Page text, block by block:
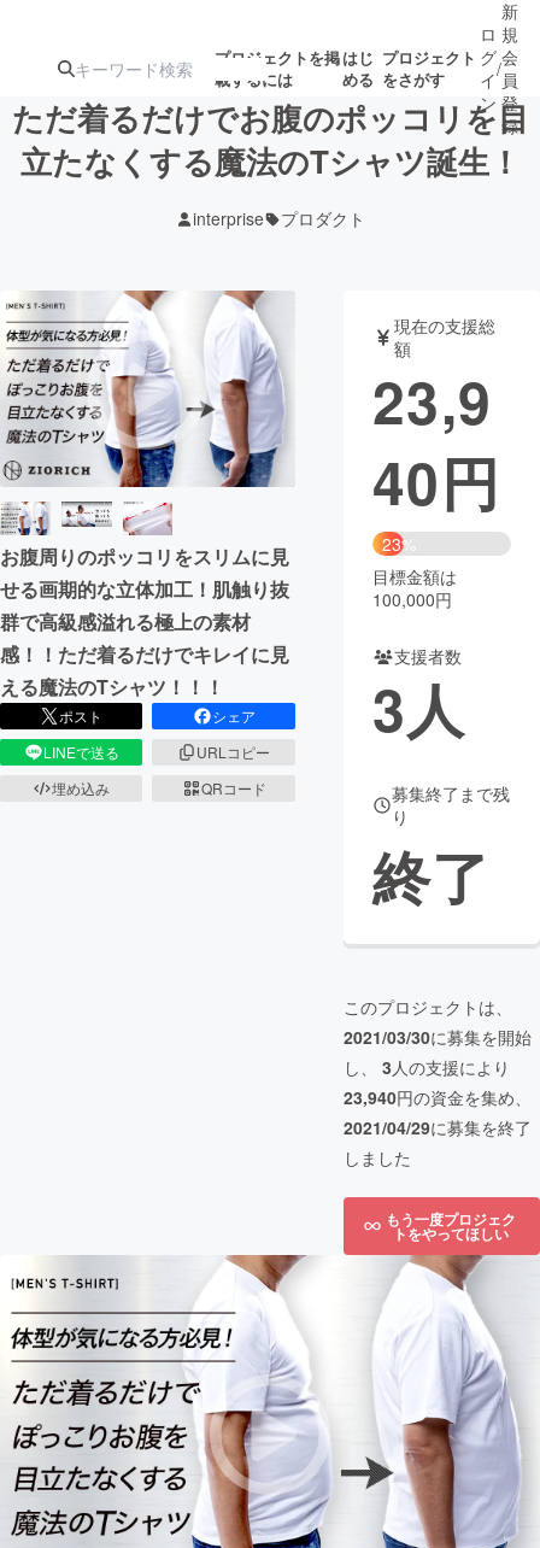
プロジェクトを掲
載するには
はじ
める
プロジェクト
をさがす
ジェクト
募集終了が近いプ
ロジェクト
アート・写真 音楽
テクノロジー・ガジェット ゲーム・
映像・映画 書籍・雑誌
ビジネス・起業 チャレンジ
まちづくり・地域活性化
CAMPFIRE for Social Good
CAMPFIRE Creation
CAMPFIREふるさと納税
コミュニティ
ロ
グ
イ
ン
/
新
規
会
員
登
録
ただ着るだけでお腹のポッコリを目
立たなくする魔法のTシャツ誕生！
interprise プロダクト
お腹周りのポッコリをスリムに見
せる画期的な立体加工！肌触り抜
群で高級感溢れる極上の素材
感！！ただ着るだけでキレイに見
える魔法のTシャツ！！！
ポスト
シェア
LINEで送る
URLコピー
埋め込み
QRコード
現在の支援総
額
23,9
40円
23%
目標金額は
100,000円
支援者数
3人
募集終了まで残
り
終了
このプロジェクトは、
2021/03/30に募集を開始
し、 3人の支援により
23,940円の資金を集め、
2021/04/29に募集を終了
しました
もう一度プロジェク
トをやってほしい